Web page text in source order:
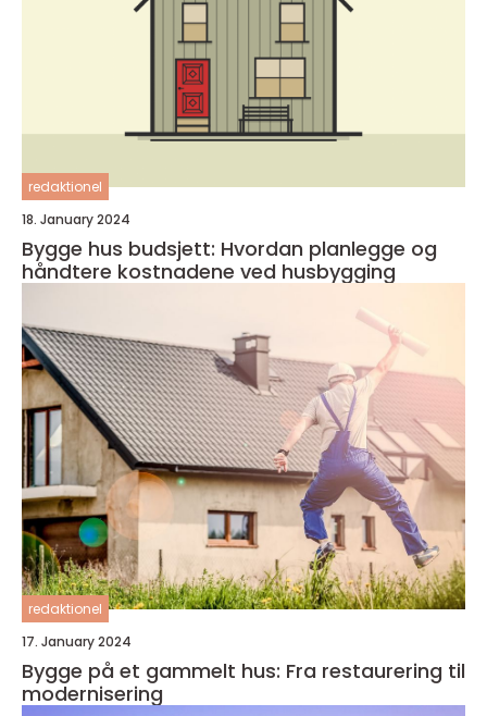
redaktionel
18. January 2024
Bygge hus budsjett: Hvordan planlegge og
håndtere kostnadene ved husbygging
redaktionel
17. January 2024
Bygge på et gammelt hus: Fra restaurering til
modernisering